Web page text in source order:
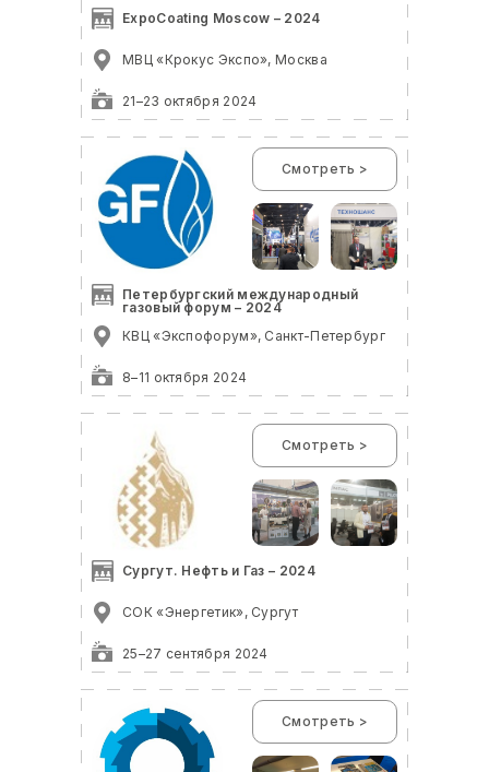
21–23 октября 2024
ExpoCoating Moscow – 2024
МВЦ «Крокус Экспо», Москва
8–11 октября 2024
Петербургский международный
газовый форум – 2024
КВЦ «Экспофорум», Санкт-Петербург
Смотреть >
25–27 сентября 2024
Сургут. Нефть и Газ – 2024
СОК «Энергетик», Сургут
Смотреть >
Смотреть >